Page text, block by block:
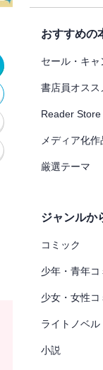
おすすめの
セール・キャ
書店員オスス
Reader Store
メディア化作
厳選テーマ
ジャンルか
コミック
少年・青年コ
少女・女性コ
ライトノベル
小説